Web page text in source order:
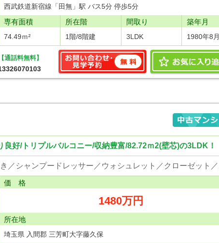
西武鉄道新宿線「田無」駅 バス5分 停歩5分
専有面積
74.49ｍ²
所在階
1階/8階建
間取り
3LDK
築年月
1980年8月
【通話料無料】
好/トリプルバルコニー/収納豊富/82.72ｍ2(壁芯)の3LDK！
価 格
1480万円
所在地
埼玉県 入間郡 三芳町大字藤久保